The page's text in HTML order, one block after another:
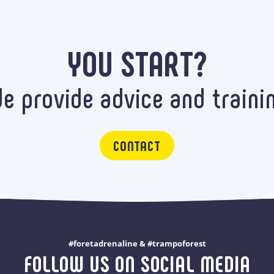
YOU START?
provide advice and
CONTACT
#foretadrenaline & #trampoforest
FOLLOW US ON SOCIAL MEDIA